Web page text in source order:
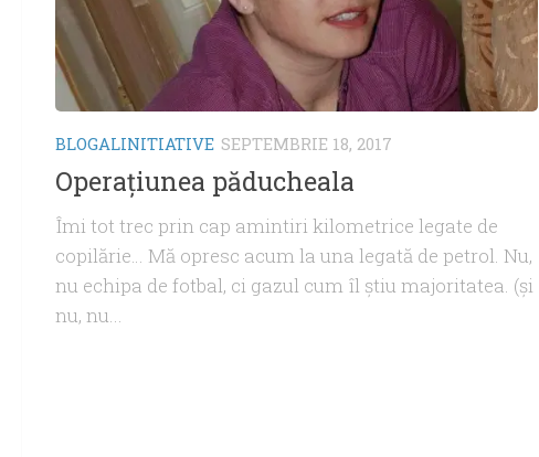
BLOGALINITIATIVE SEPTEMBRIE 18, 2017
Operaţiunea păducheala
Îmi tot trec prin cap amintiri kilometrice legate de
copilărie… Mă opresc acum la una legată de petrol. Nu,
nu echipa de fotbal, ci gazul cum îl ştiu majoritatea. (şi
nu, nu...